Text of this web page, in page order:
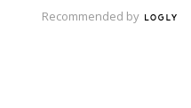
Recommended by